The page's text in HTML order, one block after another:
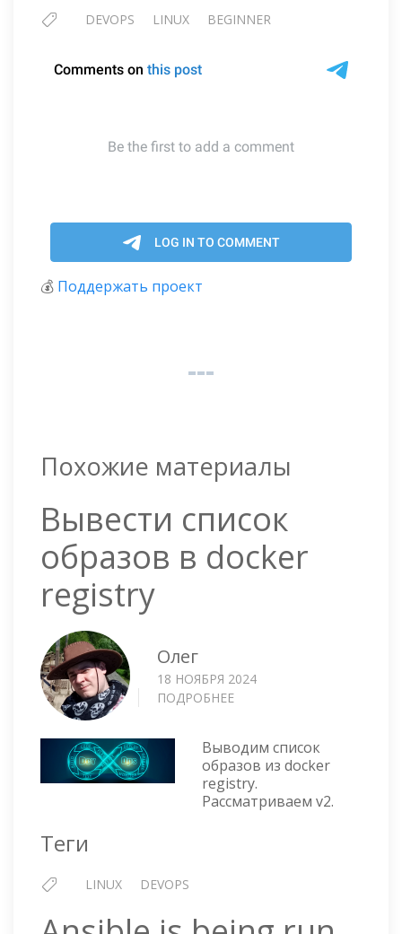
DEVOPS LINUX BEGINNER
💰 Поддержать проект
Похожие материалы
Вывести список
образов в docker
registry
Олег
18 НОЯБРЯ 2024
ПОДРОБНЕЕ
ОБРАЗОВ
В
DOCKER
REGISTRY
Выводим список
образов из docker
registry.
Рассматриваем v2.
Теги
LINUX DEVOPS